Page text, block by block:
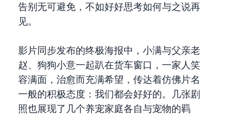
告别无可避免，不如好好思考如何与之说再
见。
影片同步发布的终极海报中，小满与父亲老
赵、狗狗小意一起趴在货车窗口，一家人笑
容满面，治愈而充满希望，传达着仿佛片名
一般的积极态度：我们都会好好的。几张剧
照也展现了几个养宠家庭各自与宠物的羁